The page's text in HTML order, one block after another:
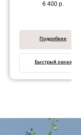
6 400 р.
Подробнее
Быстрый заказ